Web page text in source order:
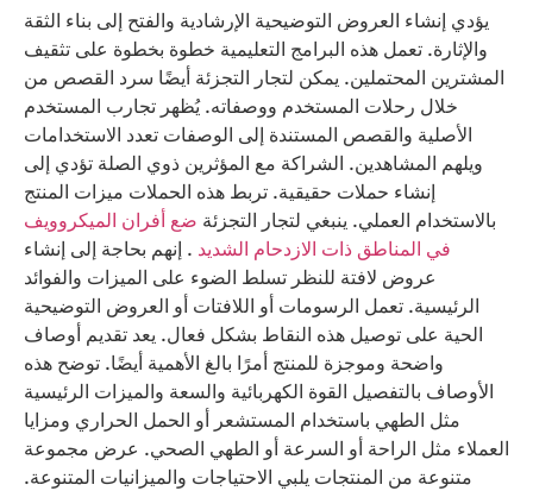
يؤدي إنشاء العروض التوضيحية الإرشادية والفتح إلى بناء الثقة
والإثارة. تعمل هذه البرامج التعليمية خطوة بخطوة على تثقيف
المشترين المحتملين. يمكن لتجار التجزئة أيضًا سرد القصص من
خلال رحلات المستخدم ووصفاته. يُظهر تجارب المستخدم
الأصلية والقصص المستندة إلى الوصفات تعدد الاستخدامات
ويلهم المشاهدين. الشراكة مع المؤثرين ذوي الصلة تؤدي إلى
إنشاء حملات حقيقية. تربط هذه الحملات ميزات المنتج
بالاستخدام العملي. ينبغي لتجار التجزئة ضع أفران الميكروويف
في المناطق ذات الازدحام الشديد . إنهم بحاجة إلى إنشاء
عروض لافتة للنظر تسلط الضوء على الميزات والفوائد
الرئيسية. تعمل الرسومات أو اللافتات أو العروض التوضيحية
الحية على توصيل هذه النقاط بشكل فعال. يعد تقديم أوصاف
واضحة وموجزة للمنتج أمرًا بالغ الأهمية أيضًا. توضح هذه
الأوصاف بالتفصيل القوة الكهربائية والسعة والميزات الرئيسية
مثل الطهي باستخدام المستشعر أو الحمل الحراري ومزايا
العملاء مثل الراحة أو السرعة أو الطهي الصحي. عرض مجموعة
متنوعة من المنتجات يلبي الاحتياجات والميزانيات المتنوعة.